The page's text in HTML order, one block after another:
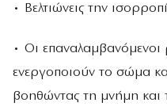
• Βελτιώνεις την
• Οι
ενεργοποιούν το σώμα
βοηθώντας τη μνήμη και